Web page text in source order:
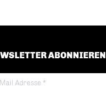
ABONNIEREN